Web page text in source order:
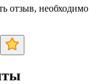
отзыв, необходимо